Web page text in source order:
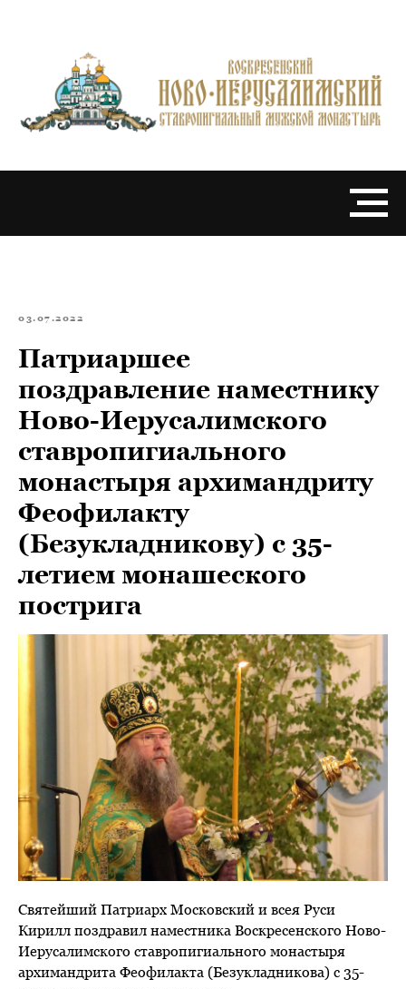
03.07.2022
Патриаршее
поздравление наместнику
Ново-Иерусалимского
ставропигиального
монастыря архимандриту
Феофилакту
(Безукладникову) с 35-
летием монашеского
пострига
Святейший Патриарх Московский и всея Руси
Кирилл поздравил наместника Воскресенского Ново-
Иерусалимского ставропигиального монастыря
архимандрита Феофилакта (Безукладникова) с 35-